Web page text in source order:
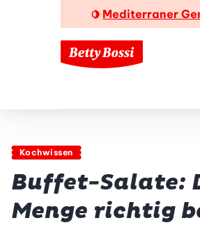
🍋 Mediterraner
Kochwissen
Buffet-Salate:
Menge richtig